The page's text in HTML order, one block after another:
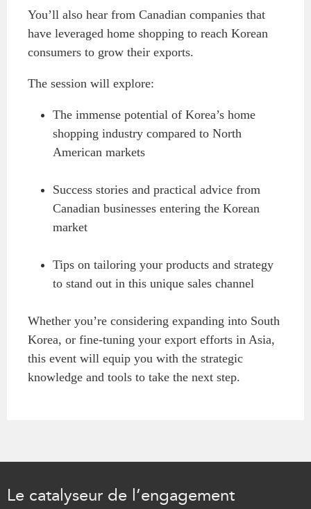
You’ll also hear from Canadian companies that
have leveraged home shopping to reach Korean
consumers to grow their exports.
The session will explore:
The immense potential of Korea’s home
shopping industry compared to North
American markets
Success stories and practical advice from
Canadian businesses entering the Korean
market
Tips on tailoring your products and strategy
to stand out in this unique sales channel
Whether you’re considering expanding into South
Korea, or fine-tuning your export efforts in Asia,
this event will equip you with the strategic
knowledge and tools to take the next step.
Le catalyseur de l’engagement